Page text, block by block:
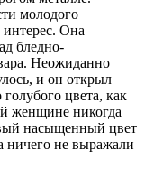
молодого
Она
бледно-
Неожиданно
и он открыл
цвета, как
женщине никогда
насыщенный цвет
ничего не выражали